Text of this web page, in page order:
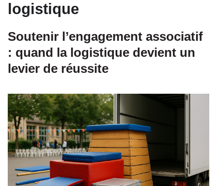
logistique
Soutenir l’engagement associatif
: quand la logistique devient un
levier de réussite